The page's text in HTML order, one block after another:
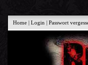
Home |Login |Passwort